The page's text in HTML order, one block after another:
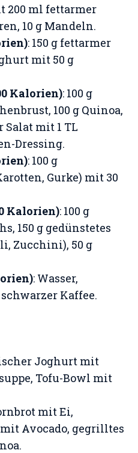
200 ml fettarmer
10 g Mandeln.
: 150 g fettarmer
mit 50 g
Kalorien): 100 g
100 g Quinoa,
Salat mit 1 TL
Dressing.
: 100 g
Gurke) mit 30
Kalorien): 100 g
150 g gedünstetes
Zucchini), 50 g
: Wasser,
Kaffee.
Joghurt mit
Tofu-Bowl mit
mit Ei,
Avocado, gegrilltes